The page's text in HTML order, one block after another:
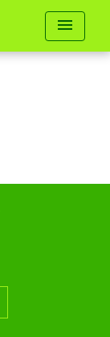
menu